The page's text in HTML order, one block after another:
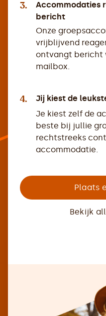
3.
Accommodaties
bericht
Onze
vrijblijvend
ontvangt bericht
mailbox.
4.
Jij kiest de
Je kiest zelf de
beste bij jullie
rechtstreeks
accommodatie.
Plaats
Bekijk